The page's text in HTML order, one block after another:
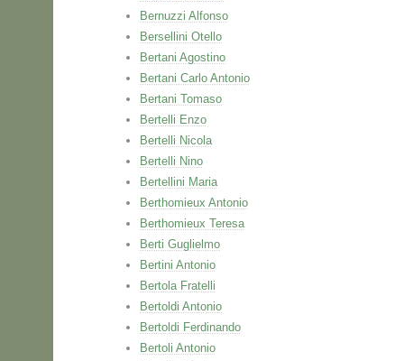
Bernuzzi Alfonso
Bersellini Otello
Bertani Agostino
Bertani Carlo Antonio
Bertani Tomaso
Bertelli Enzo
Bertelli Nicola
Bertelli Nino
Bertellini Maria
Berthomieux Antonio
Berthomieux Teresa
Berti Guglielmo
Bertini Antonio
Bertola Fratelli
Bertoldi Antonio
Bertoldi Ferdinando
Bertoli Antonio